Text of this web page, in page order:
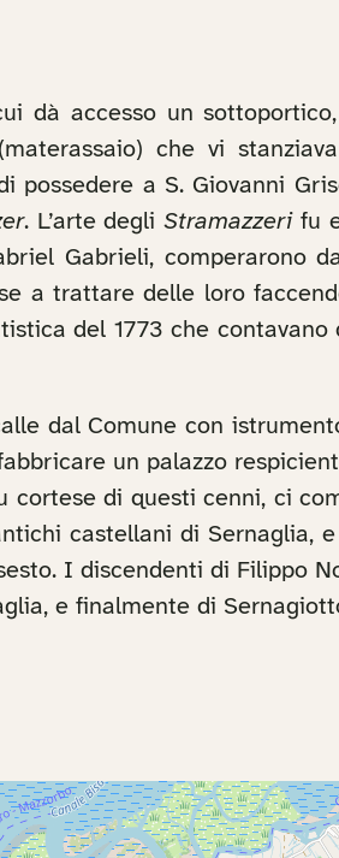
dà accesso un
che vi
possedere a S. Giovanni
. L’arte degliStramazzerifu
Gabrieli, comperarono
a trattare delle loro
del 1773 che contavano
dal Comune con
un palazzo
di questi cenni, ci
castellani di Sernaglia,
I discendenti di Filippo
e finalmente di